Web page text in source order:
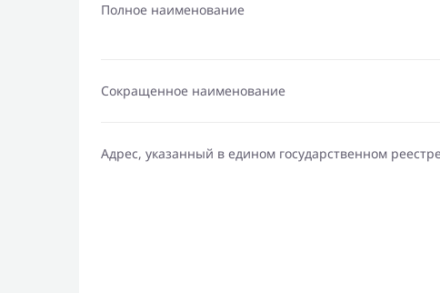
Полное наименование
Сокращенное наименование
Адрес, указанный в едином государственном